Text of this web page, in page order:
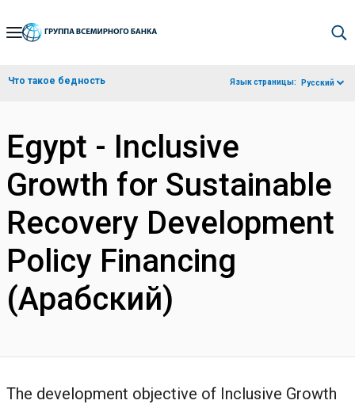
Skip
Navigation
Что такое бедность Язык страницы: Русский
Egypt - Inclusive
Growth for Sustainable
Recovery Development
Policy Financing
(Арабский)
The development objective of Inclusive Growth